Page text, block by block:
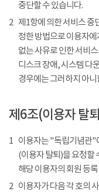
중단할 수 있습니다.
2 제1항에 의한 서비스 중
정한 방법으로 이용자
없는 사유로 인한 서비
디스크 장애, 시스템 다
경우에는 그러하지 아니
제6조(이용자 탈
1 이용자는 "독립기념관"
(이용자 탈퇴)을 요청할
해당 이용자의 회원 등
2 이용자가 다음 각 호의